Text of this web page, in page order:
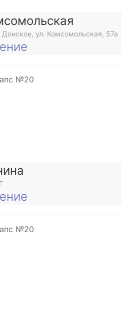
ул. Комсомольская, 57а
№20
№20